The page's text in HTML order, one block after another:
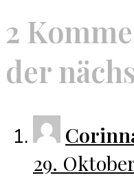
2
der
29.